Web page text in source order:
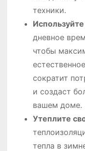
техники․
дневное
чтобы
сократит
и создаст
вашем доме․
Утеплите
тепла в